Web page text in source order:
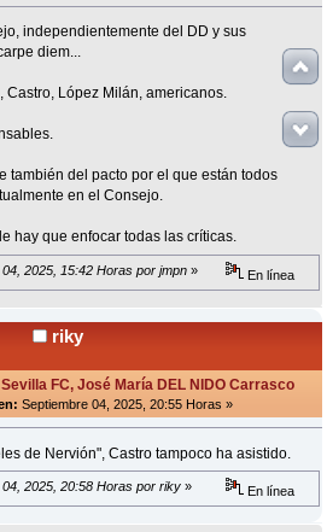
independientemente del DD y sus
diem...
Castro, López Milán, americanos.
también del pacto por el que están todos
en el Consejo.
hay que enfocar todas las críticas.
2025, 15:42 Horas por jmpn » En línea
riky
FC, José María DEL NIDO Carrasco
Septiembre 04, 2025, 20:55 Horas »
de Nervión", Castro tampoco ha asistido.
2025, 20:58 Horas por riky » En línea